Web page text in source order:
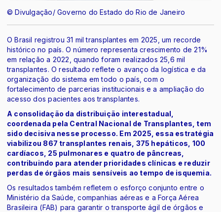
© Divulgação/ Governo do Estado do Rio de Janeiro
O Brasil registrou 31 mil transplantes em 2025, um recorde
histórico no país. O número representa crescimento de 21%
em relação a 2022, quando foram realizados 25,6 mil
transplantes. O resultado reflete o avanço da logística e da
organização do sistema em todo o país, com o
fortalecimento de parcerias institucionais e a ampliação do
acesso dos pacientes aos transplantes.
A consolidação da distribuição interestadual,
coordenada pela Central Nacional de Transplantes, tem
sido decisiva nesse processo. Em 2025, essa estratégia
viabilizou 867 transplantes renais, 375 hepáticos, 100
cardíacos, 25 pulmonares e quatro de pâncreas,
contribuindo para atender prioridades clínicas e reduzir
perdas de órgãos mais sensíveis ao tempo de isquemia.
Os resultados também refletem o esforço conjunto entre o
Ministério da Saúde, companhias aéreas e a Força Aérea
Brasileira (FAB) para garantir o transporte ágil de órgãos e